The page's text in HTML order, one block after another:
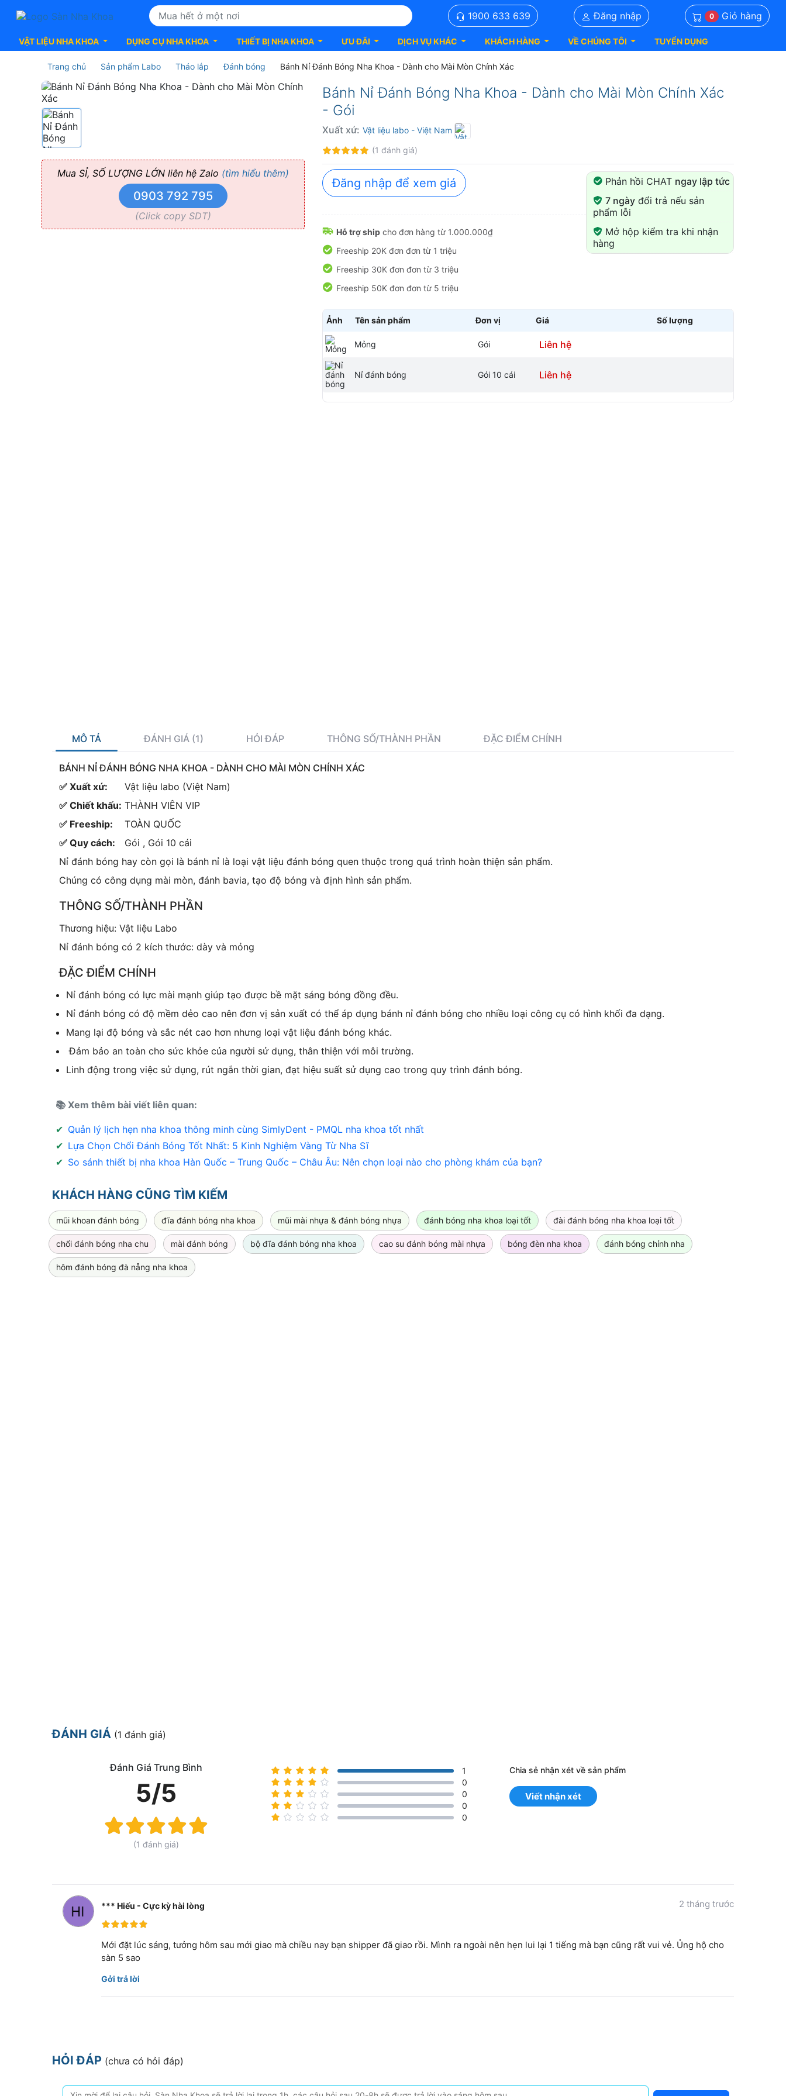
1900 633 639 Đăng nhập 0 Giỏ hàng
VẬT LIỆU NHA KHOA DỤNG CỤ NHA KHOA THIẾT BỊ NHA KHOA ƯU ĐÃI DỊCH VỤ KHÁC KHÁCH HÀNG VỀ CHÚNG TÔI TUYỂN DỤNG
Trang chủ Sản phẩm Labo Tháo lắp Đánh bóng Bánh Nỉ Đánh Bóng Nha Khoa - Dành cho Mài Mòn Chính Xác
Bánh
Nỉ
Đánh
Bóng
Nha
Khoa:
Mua SỈ, SỐ LƯỢNG LỚN liên hệ Zalo (tìm hiểu thêm)
0903 792 795
(Click copy SDT)
Bánh Nỉ Đánh Bóng Nha Khoa - Dành cho Mài Mòn Chính Xác
- Gói
Xuất xứ: Vật liệu labo - Việt Nam
Đánh
100%
(1 đánh giá)
Phản hồi CHAT ngay lập tức
7 ngàyđổi trả nếu sản
phẩm lỗi
Mở hộp kiểm tra khi nhận
hàng
Đăng nhập để xem giá
Hỗ trợ ship cho đơn hàng từ 1.000.000₫
Freeship 20K đơn đơn từ 1 triệu
Freeship 30K đơn đơn từ 3 triệu
Freeship 50K đơn đơn từ 5 triệu
Ảnh Tên sản phẩm Đơn vị Giá Số lượng
Mỏng Gói Liên hệ
Nỉ đánh bóng Gói 10 cái Liên hệ
MÔ TẢ ĐÁNH GIÁ (1) HỎI ĐÁP THÔNG SỐ/THÀNH PHẦN ĐẶC ĐIỂM CHÍNH
BÁNH NỈ ĐÁNH BÓNG NHA KHOA - DÀNH CHO MÀI MÒN CHÍNH XÁC
✅ Xuất xứ:
Vật liệu labo (Việt Nam)
✅ Chiết khấu: THÀNH VIÊN VIP
✅ Freeship:
TOÀN QUỐC
✅ Quy cách:
Gói , Gói 10 cái
Nỉ đánh bóng hay còn gọi là bánh nỉ là loại vật liệu đánh bóng quen thuộc trong quá trình hoàn thiện sản phẩm.
Chúng có công dụng mài mòn, đánh bavia, tạo độ bóng và định hình sản phẩm.
THÔNG SỐ/THÀNH PHẦN
Thương hiệu: Vật liệu Labo
Nỉ đánh bóng có 2 kích thước: dày và mỏng
ĐẶC ĐIỂM CHÍNH
Nỉ đánh bóng có lực mài mạnh giúp tạo được bề mặt sáng bóng đồng đều.
Nỉ đánh bóng có độ mềm dẻo cao nên đơn vị sản xuất có thể áp dụng bánh nỉ đánh bóng cho nhiều loại công cụ có hình khối đa dạng.
Mang lại độ bóng và sắc nét cao hơn nhưng loại vật liệu đánh bóng khác.
Đảm bảo an toàn cho sức khỏe của người sử dụng, thân thiện với môi trường.
Linh động trong việc sử dụng, rút ngắn thời gian, đạt hiệu suất sử dụng cao trong quy trình đánh bóng.
📚 Xem thêm bài viết liên quan:
✔ Quản lý lịch hẹn nha khoa thông minh cùng SimlyDent - PMQL nha khoa tốt nhất
✔ Lựa Chọn Chổi Đánh Bóng Tốt Nhất: 5 Kinh Nghiệm Vàng Từ Nha Sĩ
✔ So sánh thiết bị nha khoa Hàn Quốc – Trung Quốc – Châu Âu: Nên chọn loại nào cho phòng khám của bạn?
KHÁCH HÀNG CŨNG TÌM KIẾM
mũi khoan đánh bóng đĩa đánh bóng nha khoa mũi mài nhựa & đánh bóng nhựa đánh bóng nha khoa loại tốt đài đánh bóng nha khoa loại tốt
chổi đánh bóng nha chu mài đánh bóng bộ đĩa đánh bóng nha khoa cao su đánh bóng mài nhựa bóng đèn nha khoa đánh bóng chỉnh nha
hôm đánh bóng đà nẵng nha khoa
ĐÁNH GIÁ (1 đánh giá)
Đánh Giá Trung Bình
5/5
(1 đánh giá)
1
0
0
0
0
Chia sẻ nhận xét về sản phẩm
Viết nhận xét
*** Hiếu - Cực kỳ hài lòng 2 tháng trước
Mới đặt lúc sáng, tưởng hôm sau mới giao mà chiều nay bạn shipper đã giao rồi. Mình ra ngoài nên hẹn lui lại 1 tiếng mà bạn cũng rất vui vẻ. Ủng hộ cho
sàn 5 sao
Gởi trả lời
HỎI ĐÁP (chưa có hỏi đáp)